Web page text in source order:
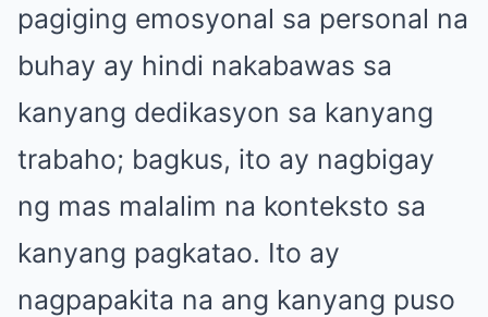
pagiging emosyonal sa personal na
buhay ay hindi nakabawas sa
kanyang dedikasyon sa kanyang
trabaho; bagkus, ito ay nagbigay
ng mas malalim na konteksto sa
kanyang pagkatao. Ito ay
nagpapakita na ang kanyang puso